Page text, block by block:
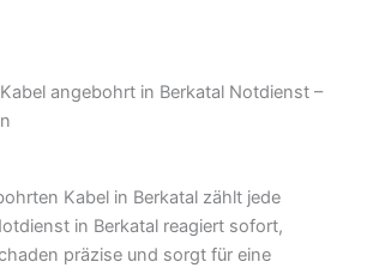
angebohrt in Berkatal Notdienst –
Kabel in Berkatal zählt jede
in Berkatal reagiert sofort,
präzise und sorgt für eine